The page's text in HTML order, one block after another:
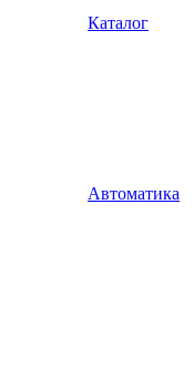
Каталог
Автоматика